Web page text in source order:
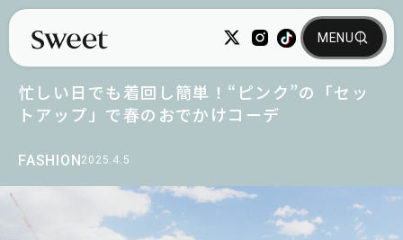
FASHION2025.4.5
忙しい日でも着回し簡単！“ピンク”の「セッ
トアップ」で春のおでかけコーデ